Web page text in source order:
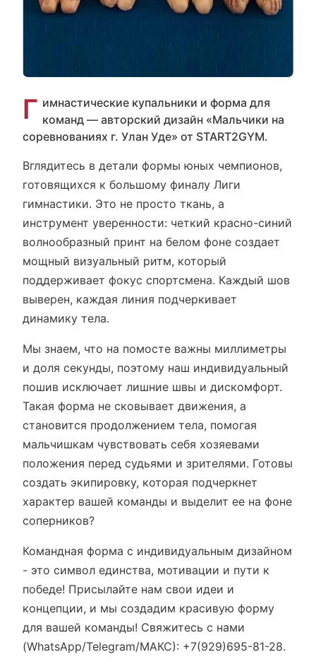
Г имнастические купальники и форма для
команд — авторский дизайн «Мальчики на
соревнованиях г. Улан Уде» от START2GYM.
Вглядитесь в детали формы юных чемпионов,
готовящихся к большому финалу Лиги
гимнастики. Это не просто ткань, а
инструмент уверенности: четкий красно-синий
волнообразный принт на белом фоне создает
мощный визуальный ритм, который
поддерживает фокус спортсмена. Каждый шов
выверен, каждая линия подчеркивает
динамику тела.
Мы знаем, что на помосте важны миллиметры
и доля секунды, поэтому наш индивидуальный
пошив исключает лишние швы и дискомфорт.
Такая форма не сковывает движения, а
становится продолжением тела, помогая
мальчишкам чувствовать себя хозяевами
положения перед судьями и зрителями. Готовы
создать экипировку, которая подчеркнет
характер вашей команды и выделит ее на фоне
соперников?
Командная форма с индивидуальным дизайном
- это символ единства, мотивации и пути к
победе! Присылайте нам свои идеи и
концепции, и мы создадим красивую форму
для вашей команды! Cвяжитесь с нами
(WhatsApp/Telegram/МАКС): +7(929)695-81-28.